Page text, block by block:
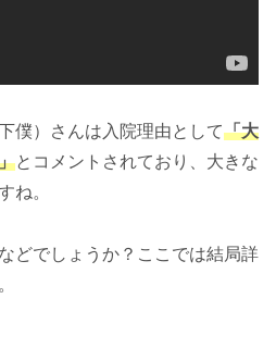
僕）さんは入院理由として「大
とコメントされており、大きな
ね。
どでしょうか？ここでは結局詳